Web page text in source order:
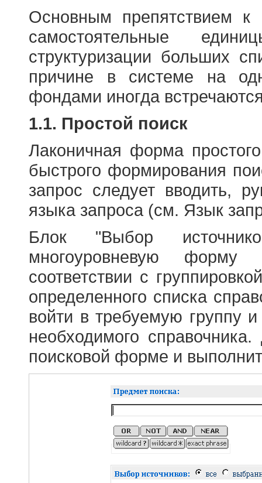
Основным препятствием
самостоятельные
структуризации больших
причине в системе на
фондами иногда
1.1. Простой поиск
Лаконичная форма
быстрого формирования
запрос следует вводить,
языка запроса (см. Язык
Блок "Выбор
многоуровневую форму
соответствии с
определенного списка
войти в требуемую группу и
необходимого
поисковой форме и